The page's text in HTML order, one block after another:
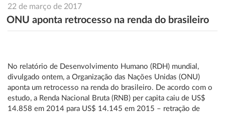
22 de março de 2017
ONU aponta retrocesso na renda do brasileiro
No relatório de Desenvolvimento Humano (RDH) mundial,
divulgado ontem, a Organização das Nações Unidas (ONU)
aponta um retrocesso na renda do brasileiro. De acordo com o
estudo, a Renda Nacional Bruta (RNB) per capita caiu de US$
14.858 em 2014 para US$ 14.145 em 2015 – retração de